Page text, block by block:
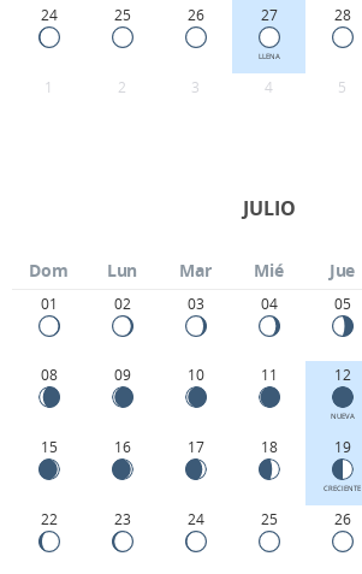
24 25 26 27
LLENA
28
1 2 3 4 5
JULIO
Dom Lun Mar Mié Jue
01 02 03 04 05
08 09 10 11 12
NUEVA
15 16 17 18 19
CRECIENTE
22 23 24 25 26